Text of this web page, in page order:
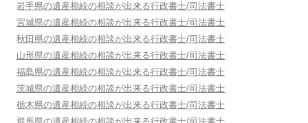
岩手県の遺産相続の相談が出来る行政書士/司法書士
宮城県の遺産相続の相談が出来る行政書士/司法書士
秋田県の遺産相続の相談が出来る行政書士/司法書士
山形県の遺産相続の相談が出来る行政書士/司法書士
福島県の遺産相続の相談が出来る行政書士/司法書士
茨城県の遺産相続の相談が出来る行政書士/司法書士
栃木県の遺産相続の相談が出来る行政書士/司法書士